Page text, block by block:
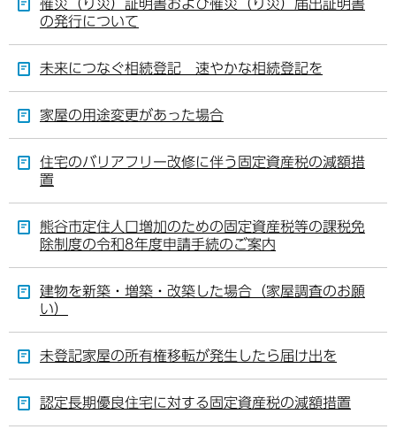
罹災（り災）証明書および罹災（り災）届出証明書
の発行について
未来につなぐ相続登記 速やかな相続登記を
家屋の用途変更があった場合
住宅のバリアフリー改修に伴う固定資産税の減額措
置
熊谷市定住人口増加のための固定資産税等の課税免
除制度の令和8年度申請手続のご案内
建物を新築・増築・改築した場合（家屋調査のお願
い）
未登記家屋の所有権移転が発生したら届け出を
認定長期優良住宅に対する固定資産税の減額措置